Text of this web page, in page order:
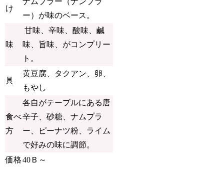
け
ー）が味のベース。
味
甘味、辛味、酸味、鹹
味、旨味、がコンプリー
ト。
具
黄豆腐、タクアン、卵、
もやし
食べ
方
各自がテーブルにある唐
辛子、砂糖、ナムプラ
ー、ピーナツ粉、ライム
で好みの味に調節。
価格40Ｂ～